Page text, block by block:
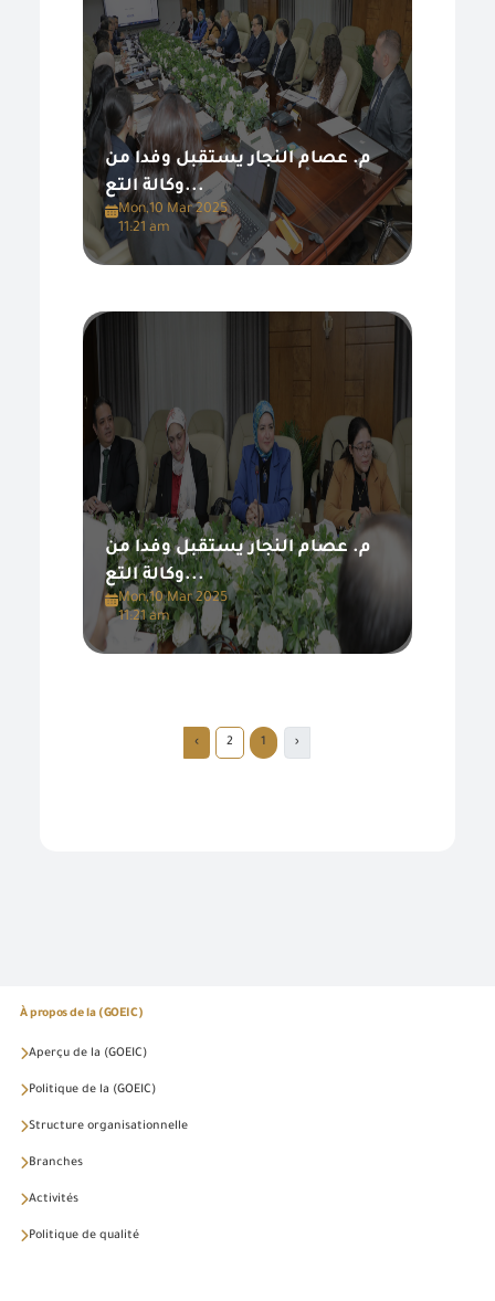
م. عصام النجار يستقبل وفدا من
وكالة التع...
Mon,10 Mar 2025
11:21 am
م. عصام النجار يستقبل وفدا من
وكالة التع...
Mon,10 Mar 2025
11:21 am
‹
1
2
›
À propos de la (GOEIC)
Aperçu de la (GOEIC)
Politique de la (GOEIC)
Structure organisationnelle
Branches
Activités
Politique de qualité